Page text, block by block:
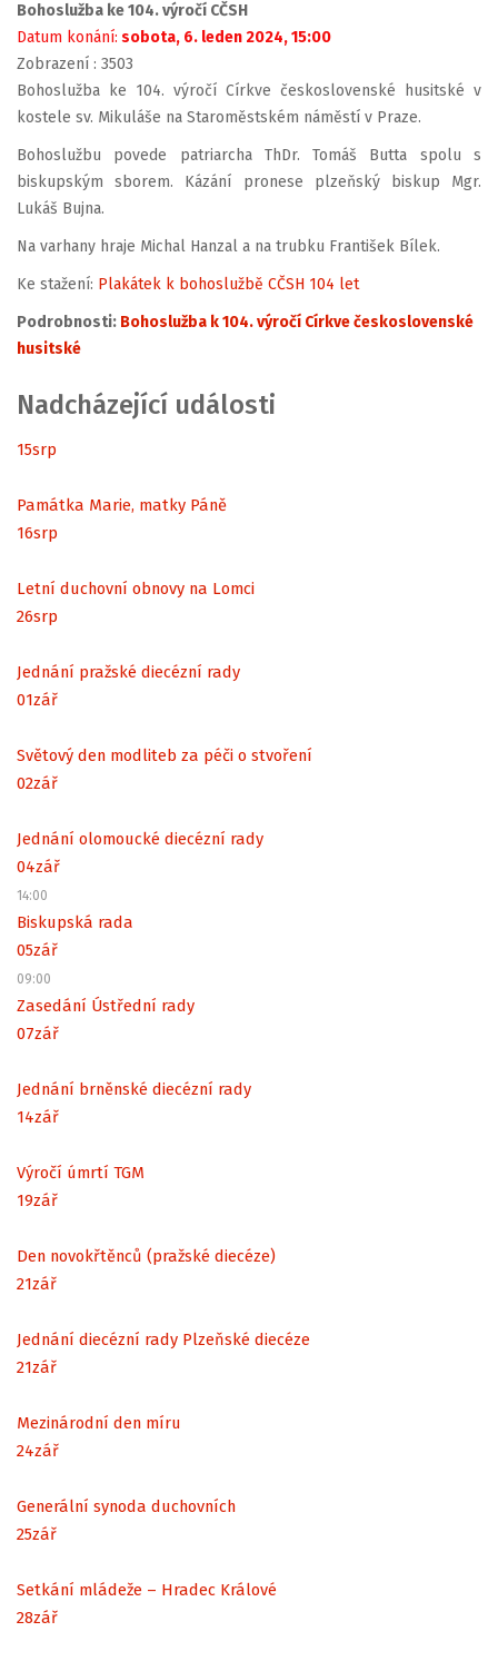
Bohoslužba ke 104. výročí CČSH
Datum konání: sobota, 6. leden 2024, 15:00
Zobrazení : 3503
Bohoslužba ke 104. výročí Církve československé husitské v
kostele sv. Mikuláše na Staroměstském náměstí v Praze.
Bohoslužbu povede patriarcha ThDr. Tomáš Butta spolu s
biskupským sborem. Kázání pronese plzeňský biskup Mgr.
Lukáš Bujna.
Na varhany hraje Michal Hanzal a na trubku František Bílek.
Ke stažení: Plakátek k bohoslužbě CČSH 104 let
Podrobnosti: Bohoslužba k 104. výročí Církve československé
husitské
Nadcházející události
15srp
Památka Marie, matky Páně
16srp
Letní duchovní obnovy na Lomci
26srp
Jednání pražské diecézní rady
01zář
Světový den modliteb za péči o stvoření
02zář
Jednání olomoucké diecézní rady
04zář
14:00
Biskupská rada
05zář
09:00
Zasedání Ústřední rady
07zář
Jednání brněnské diecézní rady
14zář
Výročí úmrtí TGM
19zář
Den novokřtěnců (pražské diecéze)
21zář
Jednání diecézní rady Plzeňské diecéze
21zář
Mezinárodní den míru
24zář
Generální synoda duchovních
25zář
Setkání mládeže – Hradec Králové
28zář